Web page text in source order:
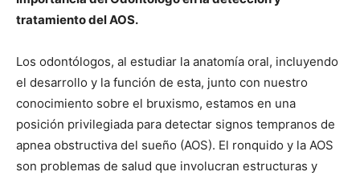
tratamiento del AOS.
Los odontólogos, al estudiar la anatomía oral, incluyendo
el desarrollo y la función de esta, junto con nuestro
conocimiento sobre el bruxismo, estamos en una
posición privilegiada para detectar signos tempranos de
apnea obstructiva del sueño (AOS). El ronquido y la AOS
son problemas de salud que involucran estructuras y